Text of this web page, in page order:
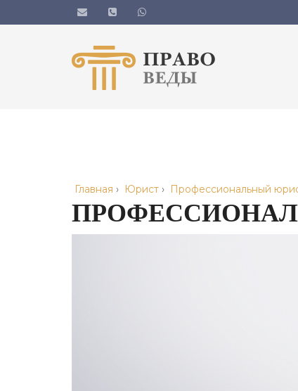
Главная › Юрист › Профессиональный